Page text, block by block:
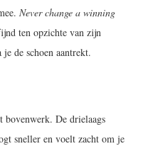
Never change a winning
ten opzichte van zijn
de schoen aantrekt.
bovenwerk. De drielaags
sneller en voelt zacht om je